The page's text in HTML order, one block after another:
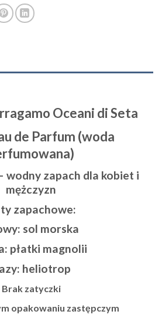
Oceani di Seta
de Parfum (woda
wodny zapach dla kobiet i
mężczyzn
zapachowe:
sol morska
płatki magnolii
heliotrop
Brak zatyczki
opakowaniu zastępczym